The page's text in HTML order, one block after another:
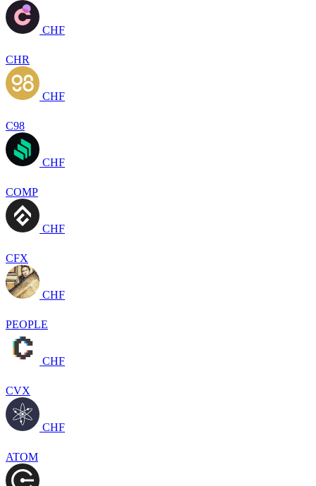
CHF
CHR
CHF
C98
CHF
COMP
CHF
CFX
CHF
PEOPLE
CHF
CVX
CHF
ATOM